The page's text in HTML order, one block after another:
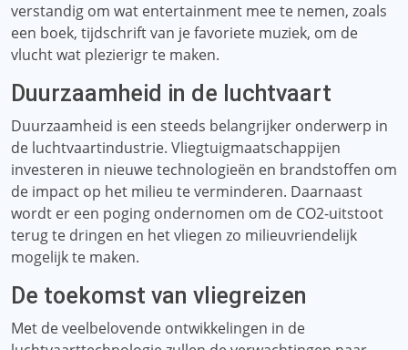
verstandig om wat entertainment mee te nemen, zoals
een boek, tijdschrift van je favoriete muziek, om de
vlucht wat plezierigr te maken.
Duurzaamheid in de luchtvaart
Duurzaamheid is een steeds belangrijker onderwerp in
de luchtvaartindustrie. Vliegtuigmaatschappijen
investeren in nieuwe technologieën en brandstoffen om
de impact op het milieu te verminderen. Daarnaast
wordt er een poging ondernomen om de CO2-uitstoot
terug te dringen en het vliegen zo milieuvriendelijk
mogelijk te maken.
De toekomst van vliegreizen
Met de veelbelovende ontwikkelingen in de